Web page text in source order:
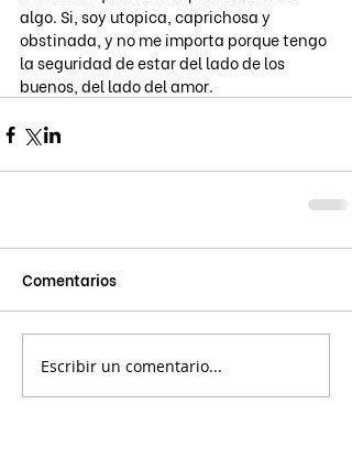
algo. Si, soy utopica, caprichosa y
obstinada, y no me importa porque tengo
la seguridad de estar del lado de los
buenos, del lado del amor.
Comentarios
Escribir un comentario...